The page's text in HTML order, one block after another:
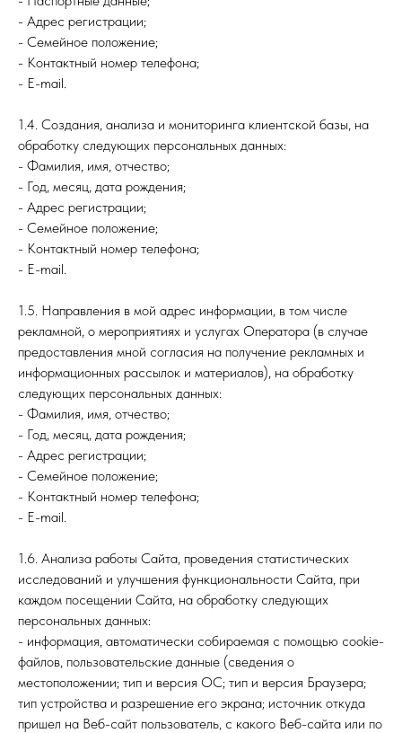
- Адрес регистрации;
- Семейное положение;
- Контактный номер телефона;
- E-mail.
1.4. Создания, анализа и мониторинга клиентской базы, на
обработку следующих персональных данных:
- Фамилия, имя, отчество;
- Год, месяц, дата рождения;
- Адрес регистрации;
- Семейное положение;
- Контактный номер телефона;
- E-mail.
1.5. Направления в мой адрес информации, в том числе
рекламной, о мероприятиях и услугах Оператора (в случае
предоставления мной согласия на получение рекламных и
информационных рассылок и материалов), на обработку
следующих персональных данных:
- Фамилия, имя, отчество;
- Год, месяц, дата рождения;
- Адрес регистрации;
- Семейное положение;
- Контактный номер телефона;
- E-mail.
1.6. Анализа работы Сайта, проведения статистических
исследований и улучшения функциональности Сайта, при
каждом посещении Сайта, на обработку следующих
персональных данных:
- информация, автоматически собираемая с помощью cookie-
файлов, пользовательские данные (сведения о
местоположении; тип и версия ОС; тип и версия Браузера;
тип устройства и разрешение его экрана; источник откуда
пришел на Веб-сайт пользователь, с какого Веб-сайта или по